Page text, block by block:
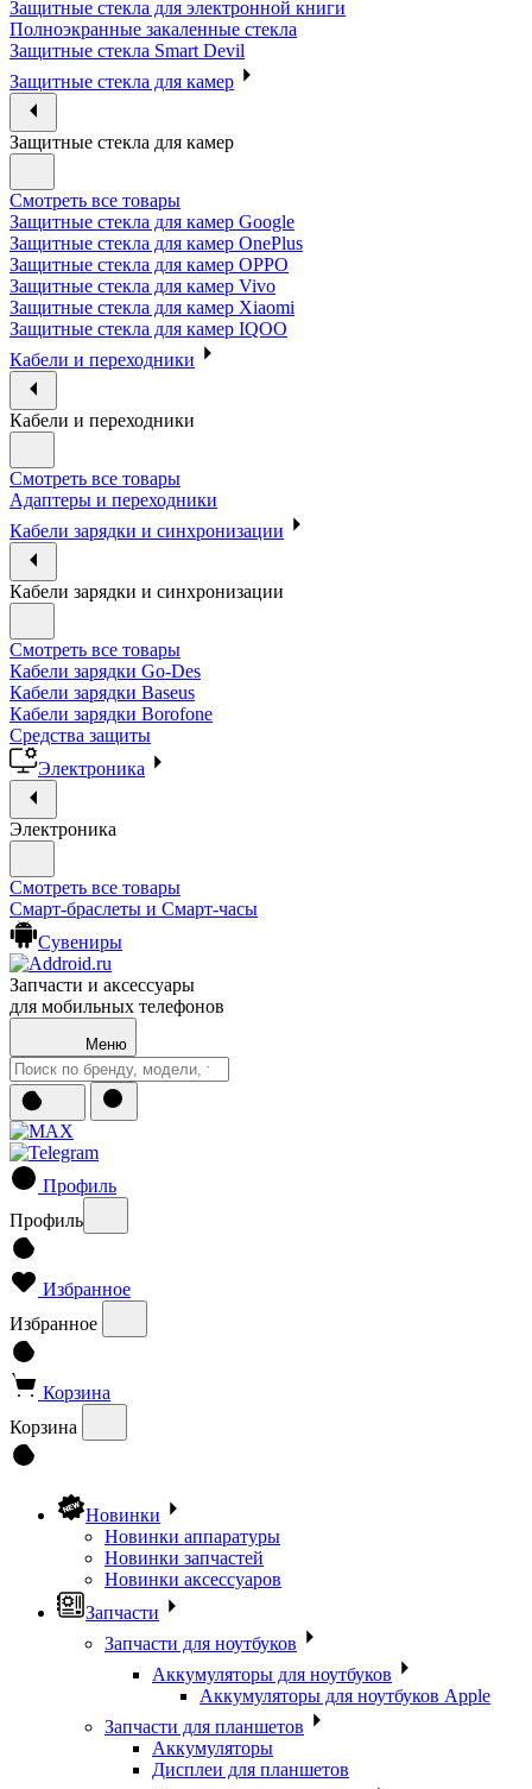
Защитные стекла для электронной книги
Полноэкранные закаленные стекла
Защитные стекла Smart Devil
Защитные стекла для камер
Защитные стекла для камер
Смотреть все товары
Защитные стекла для камер Google
Защитные стекла для камер OnePlus
Защитные стекла для камер OPPO
Защитные стекла для камер Vivo
Защитные стекла для камер Xiaomi
Защитные стекла для камер IQOO
Кабели и переходники
Кабели и переходники
Смотреть все товары
Адаптеры и переходники
Кабели зарядки и синхронизации
Кабели зарядки и синхронизации
Смотреть все товары
Кабели зарядки Go-Des
Кабели зарядки Baseus
Кабели зарядки Borofone
Средства защиты
Электроника
Электроника
Смотреть все товары
Смарт-браслеты и Смарт-часы
Сувениры
Запчасти и аксессуары
для мобильных телефонов
Меню
Профиль
Профиль
Избранное
Избранное
Корзина
Корзина
Новинки
Новинки аппаратуры
Новинки запчастей
Новинки аксессуаров
Запчасти
Запчасти для ноутбуков
Аккумуляторы для ноутбуков
Аккумуляторы для ноутбуков Apple
Запчасти для планшетов
Аккумуляторы
Дисплеи для планшетов